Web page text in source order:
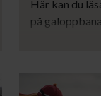
Här kan du
på